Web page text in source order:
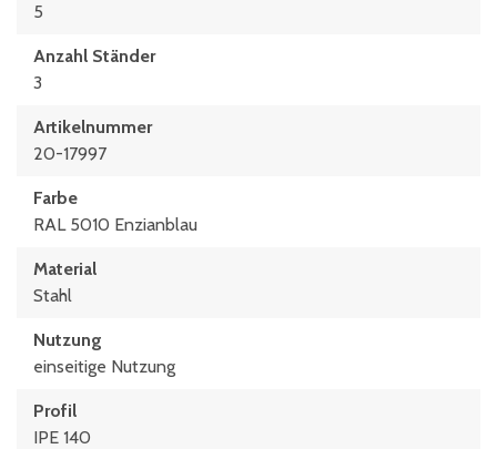
5
Anzahl Ständer
3
Artikelnummer
20-17997
Farbe
RAL 5010 Enzianblau
Material
Stahl
Nutzung
einseitige Nutzung
Profil
IPE 140